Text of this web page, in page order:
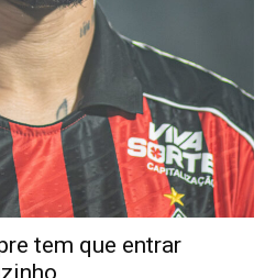
tem que entrar